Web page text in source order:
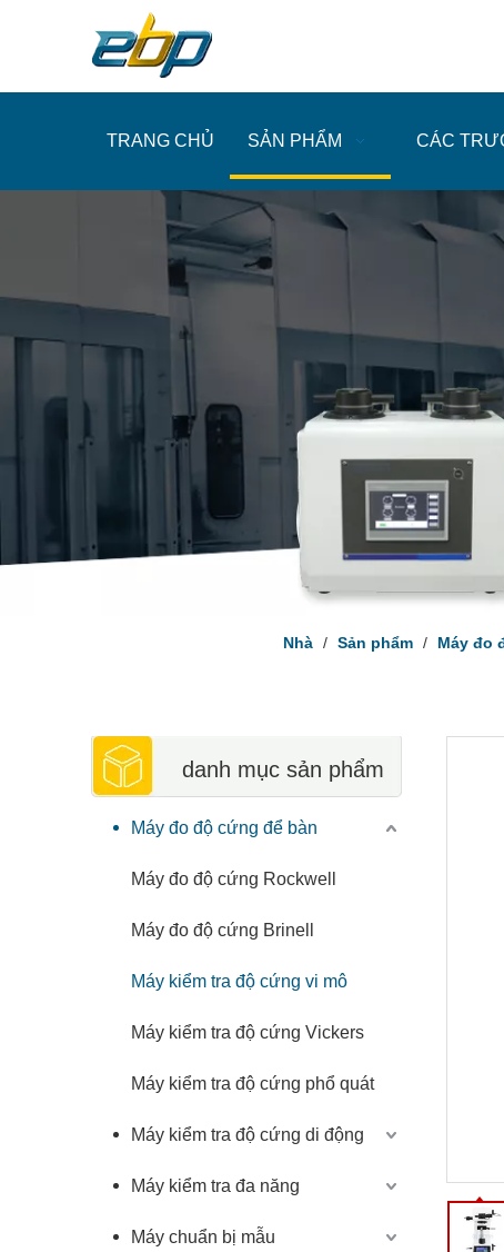
TRANG CHỦ SẢN PHẨM CÁC
Nhà / Sản phẩm / Máy đo
danh mục sản phẩm
Máy đo độ cứng để bàn
Máy đo độ cứng Rockwell
Máy đo độ cứng Brinell
Máy kiểm tra độ cứng vi mô
Máy kiểm tra độ cứng Vickers
Máy kiểm tra độ cứng phổ quát
Máy kiểm tra độ cứng di động
Máy kiểm tra đa năng
Máy chuẩn bị mẫu